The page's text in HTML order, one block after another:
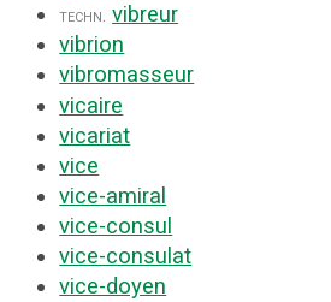
techn. vibreur
vibrion
vibromasseur
vicaire
vicariat
vice
vice-amiral
vice-consul
vice-consulat
vice-doyen